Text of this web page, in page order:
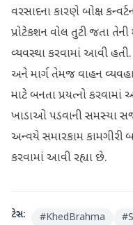
વરસાદના કારણે બોક્ષ
પ્રોટેકશન વોલ તુટી જતા
વ્યવસ્થા કરવામાં આવી હતી.
અને માર્ગ તેમજ વાહન
માટે બનતા પ્રયત્નો
ખાડાઓ પડવાની સમસ્યા
અન્વયે સમારકામ કામગીરી
કરવામાં આવી રહ્યા છે.
ટેગ્સ: #KhedBrahma #